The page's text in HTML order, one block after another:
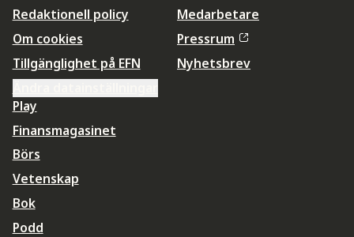
Redaktionell policy
Om cookies
Tillgänglighet på EFN
Medarbetare
Pressrum
Nyhetsbrev
Play
Finansmagasinet
Börs
Vetenskap
Bok
Podd